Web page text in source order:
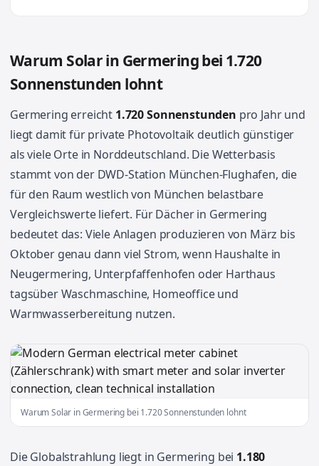
Warum Solar in Germering bei 1.720
Sonnenstunden lohnt
Germering erreicht 1.720 Sonnenstunden pro Jahr und
liegt damit für private Photovoltaik deutlich günstiger
als viele Orte in Norddeutschland. Die Wetterbasis
stammt von der DWD-Station München-Flughafen, die
für den Raum westlich von München belastbare
Vergleichswerte liefert. Für Dächer in Germering
bedeutet das: Viele Anlagen produzieren von März bis
Oktober genau dann viel Strom, wenn Haushalte in
Neugermering, Unterpfaffenhofen oder Harthaus
tagsüber Waschmaschine, Homeoffice und
Warmwasserbereitung nutzen.
Warum Solar in Germering bei 1.720 Sonnenstunden lohnt
Die Globalstrahlung liegt in Germering bei 1.180